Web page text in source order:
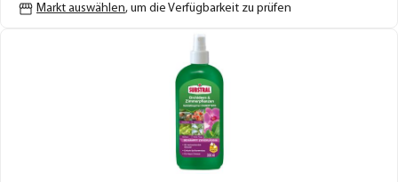
Markt auswählen, um die Verfügbarkeit zu prüfen